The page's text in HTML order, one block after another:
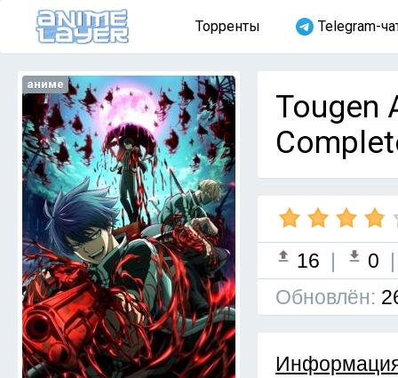
Торренты Telegram-
аниме
Tougen
16 | 0
Обновлён: